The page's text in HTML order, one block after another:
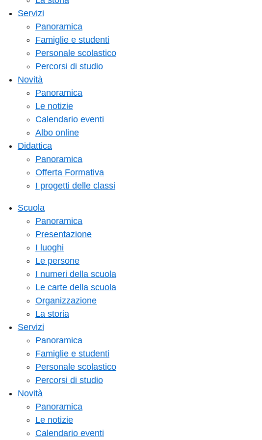
Servizi
Panoramica
Famiglie e studenti
Personale scolastico
Percorsi di studio
Novità
Panoramica
Le notizie
Calendario eventi
Albo online
Didattica
Panoramica
Offerta Formativa
I progetti delle classi
Scuola
Panoramica
Presentazione
I luoghi
Le persone
I numeri della scuola
Le carte della scuola
Organizzazione
La storia
Servizi
Panoramica
Famiglie e studenti
Personale scolastico
Percorsi di studio
Novità
Panoramica
Le notizie
Calendario eventi